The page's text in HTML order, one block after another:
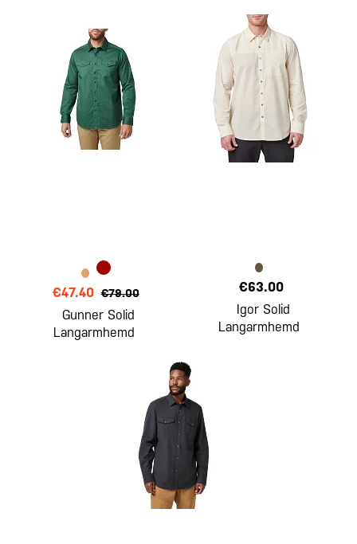
€47.40 €79.00
Gunner Solid
Langarmhemd
€63.00
Igor Solid
Langarmhemd